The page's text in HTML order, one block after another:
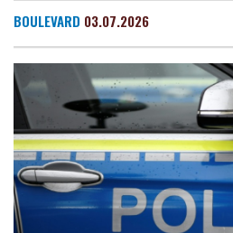
Dresden
26 °C
Salzburg
27 °C
Baden-Baden
26 °C
"Steile Lernkurve": Kretschmann
US-Unternehmen bauen im Juli
Saudi-Arabien, Türkei und
Krieg Verteidigungsabkommen
Polizei entdeckt Cannabisplantage
Kerpen - Festnahme
Xiaomi Skynomad: N70 und N90
SUV-Markt
Sicherheitskreise vermuten
BOULEVARD 03.07.2026